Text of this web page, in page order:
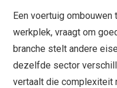
Een voertuig
werkplek, vraagt om
branche stelt andere
dezelfde sector
vertaalt die complexiteit